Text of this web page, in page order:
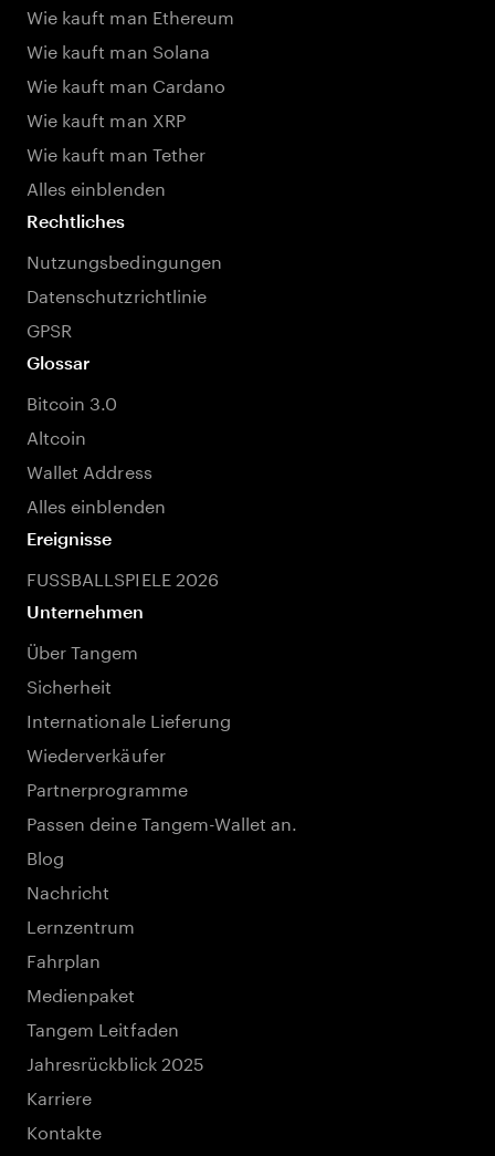
Wie kauft man Ethereum
Wie kauft man Solana
Wie kauft man Cardano
Wie kauft man XRP
Wie kauft man Tether
Alles einblenden
Rechtliches
Nutzungsbedingungen
Datenschutzrichtlinie
GPSR
Glossar
Bitcoin 3.0
Altcoin
Wallet Address
Alles einblenden
Ereignisse
FUSSBALLSPIELE 2026
Unternehmen
Über Tangem
Sicherheit
Internationale Lieferung
Wiederverkäufer
Partnerprogramme
Passen deine Tangem-Wallet an.
Blog
Nachricht
Lernzentrum
Fahrplan
Medienpaket
Tangem Leitfaden
Jahresrückblick 2025
Karriere
Kontakte